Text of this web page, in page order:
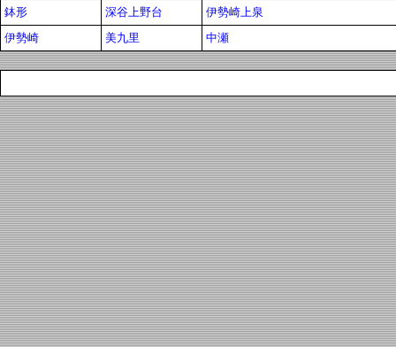
鉢形
深谷上野台
伊勢崎上泉
伊勢崎
美九里 中瀬